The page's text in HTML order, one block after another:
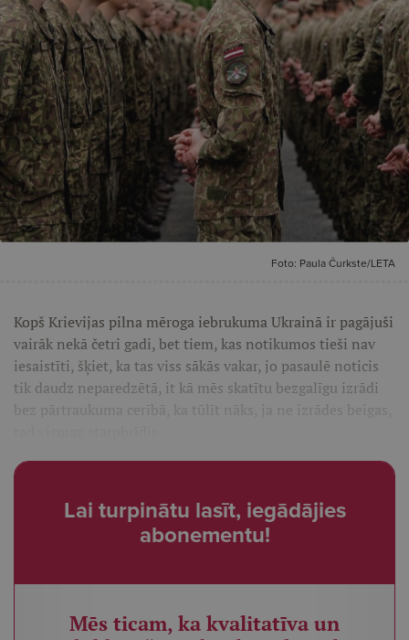
Foto: Paula Čurkste/LETA
Kopš Krievijas pilna mēroga iebrukuma Ukrainā ir pagājuši
vairāk nekā četri gadi, bet tiem, kas notikumos tieši nav
iesaistīti, šķiet, ka tas viss sākās vakar, jo pasaulē noticis
tik daudz neparedzētā, it kā mēs skatītu bezgalīgu izrādi
bez pārtraukuma cerībā, ka tūlīt nāks, ja ne izrādes beigas,
Lai turpinātu lasīt, iegādājies
abonementu!
Mēs ticam, ka kvalitatīva un